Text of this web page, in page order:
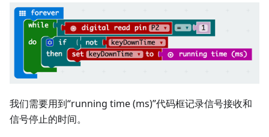
我们需要用到“running time (ms)”代码框记录信号接收和
信号停止的时间。